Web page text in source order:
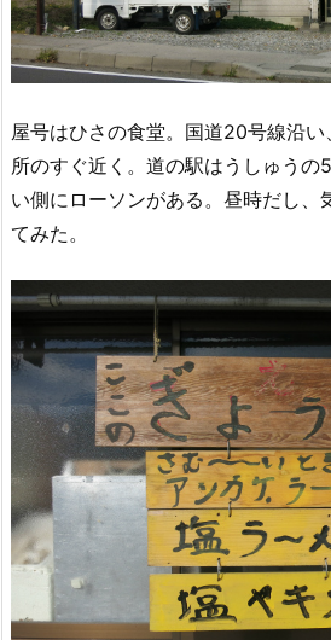
屋号はひさの食堂。国道20号線沿
所のすぐ近く。道の駅はうしゅう
い側にローソンがある。昼時だし、
てみた。